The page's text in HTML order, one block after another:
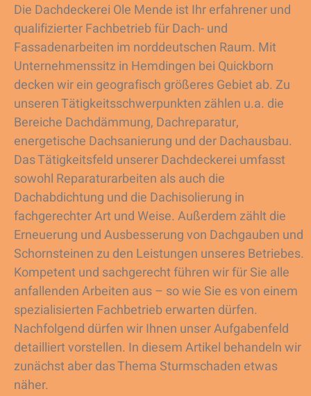
Die Dachdeckerei Ole Mende ist Ihr erfahrener und
qualifizierter Fachbetrieb für Dach- und
Fassadenarbeiten im norddeutschen Raum. Mit
Unternehmenssitz in Hemdingen bei Quickborn
decken wir ein geografisch größeres Gebiet ab. Zu
unseren Tätigkeitsschwerpunkten zählen u.a. die
Bereiche Dachdämmung, Dachreparatur,
energetische Dachsanierung und der Dachausbau.
Das Tätigkeitsfeld unserer Dachdeckerei umfasst
sowohl Reparaturarbeiten als auch die
Dachabdichtung und die Dachisolierung in
fachgerechter Art und Weise. Außerdem zählt die
Erneuerung und Ausbesserung von Dachgauben und
Schornsteinen zu den Leistungen unseres Betriebes.
Kompetent und sachgerecht führen wir für Sie alle
anfallenden Arbeiten aus – so wie Sie es von einem
spezialisierten Fachbetrieb erwarten dürfen.
Nachfolgend dürfen wir Ihnen unser Aufgabenfeld
detailliert vorstellen. In diesem Artikel behandeln wir
zunächst aber das Thema Sturmschaden etwas
näher.